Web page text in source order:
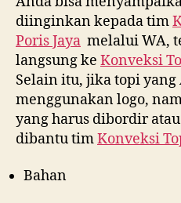
diinginkan kepada tim
Poris Jaya melalui WA,
langsung ke Konveksi
Selain itu, jika topi yang
menggunakan logo,
yang harus dibordir
dibantu timKonveksi
Bahan